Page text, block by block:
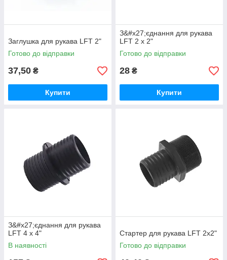
Заглушка для рукава LFT 2"
Готово до відправки
37,50 ₴
Купити
З&#x27;єднання для рукава
LFT 2 х 2"
Готово до відправки
28 ₴
Купити
З&#x27;єднання для рукава
LFT 4 х 4"
В наявності
Стартер для рукава LFT 2х2"
Готово до відправки